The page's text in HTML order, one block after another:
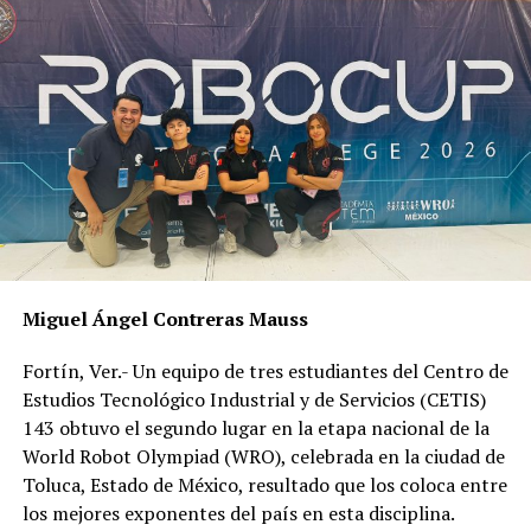
antecedente de hermanos con la misma enfermedad.
Únicamente el 13.54 por ciento (944) refirieron realizar
actividad física, de ellos solamente un 2.78 por ciento
(194) cumple con el tiempo de actividad física
recomendada diariamente.
Otros datos revelaron que de 341 pacientes con
Diabetes se ignora si realizan alguna actividad física; 785
por ciento fuman por lo menos un cigarrillo al mes y, 4
frecuentemente reportada en los casos de DMT2;
seguida por la obesidad, presente en 837 casos. Entre
otras reportadas fueron la renal, como una de las más
frecuentes.
Del total de casos, 3 mil 111 (44.62 por ciento) reportó
Miguel Ángel Contreras Mauss
Fortín, Ver.- Un equipo de tres estudiantes del Centro de
Estudios Tecnológico Industrial y de Servicios (CETIS)
143 obtuvo el segundo lugar en la etapa nacional de la
World Robot Olympiad (WRO), celebrada en la ciudad de
Toluca, Estado de México, resultado que los coloca entre
los mejores exponentes del país en esta disciplina.